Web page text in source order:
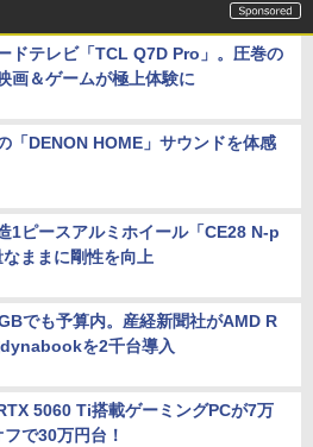
ドテレビ「TCL Q7D Pro」。圧巻の
画＆ゲームが極上体験に
「DENON HOME」サウンドを体感
1ピースアルミホイール「CE28 N-p
ままに剛性を向上
でも予算内。産経新聞社がAMD R
を2千台導入
5060 Ti搭載ゲーミングPCが7万
で30万円台！